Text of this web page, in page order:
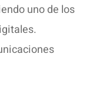
uno de los